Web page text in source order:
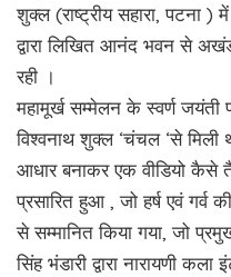
शुक्ल (राष्ट्रीय सहारा, पटना
द्वारा लिखित आनंद भवन से
रही ।
महामूर्ख सम्मेलन के स्वर्ण जयंती
विश्वनाथ शुक्ल ‘चंचल ‘से
आधार बनाकर एक वीडियो कैसे
प्रसारित हुआ , जो हर्ष एवं गर्व
से सम्मानित किया गया, जो
सिंह भंडारी द्वारा नारायणी